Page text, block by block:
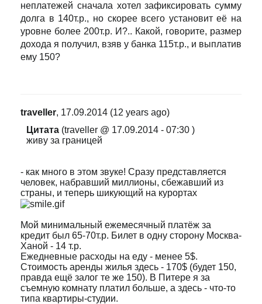
неплатежей сначала хотел зафиксировать сумму
долга в 140т.р., но скорее всего установит её на
уровне более 200т.р. И?.. Какой, говорите, размер
дохода я получил, взяв у банка 115т.р., и выплатив
ему 150?
traveller, 17.09.2014 (12 years ago)
Цитата(traveller @ 17.09.2014 - 07:30 )
живу за границей
- как много в этом звуке! Сразу представляется
человек, набравший миллионы, сбежавший из
страны, и теперь шикующий на курортах
Мой минимальный ежемесячный платёж за
кредит был 65-70т.р. Билет в одну сторону Москва-
Ханой - 14 т.р.
Ежедневные расходы на еду - менее 5$.
Стоимость аренды жилья здесь - 170$ (будет 150,
правда ещё залог те же 150). В Питере я за
съемную комнату платил больше, а здесь - что-то
типа квартиры-студии.